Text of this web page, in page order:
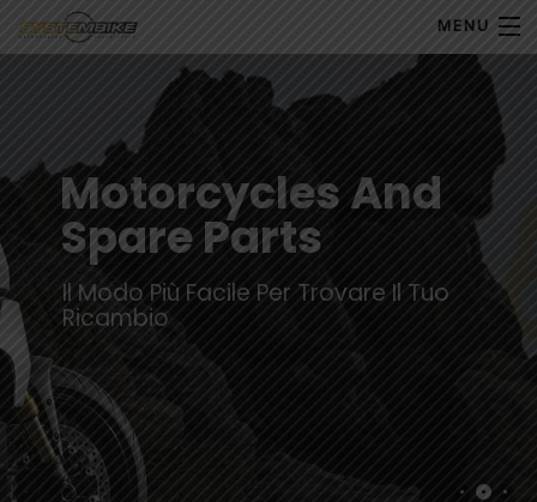
MENU
Home
Shop Moto
Shop Ricambi
Note Generali
Carrello
Contatti
Motorcycles And
Spare Parts
Il Modo Più Facile Per Trovare Il Tuo
Ricambio